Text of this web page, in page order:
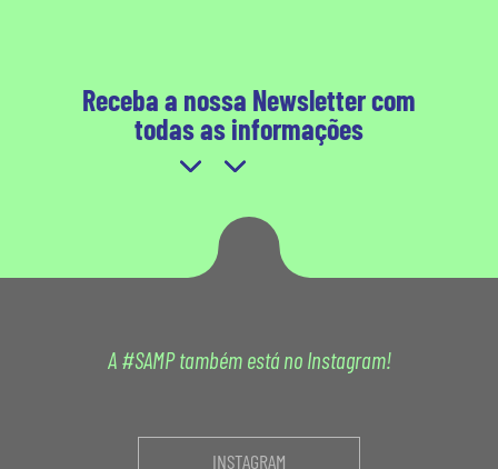
Receba a nossa Newsletter com
todas as informações
A #SAMP também está no Instagram!
INSTAGRAM